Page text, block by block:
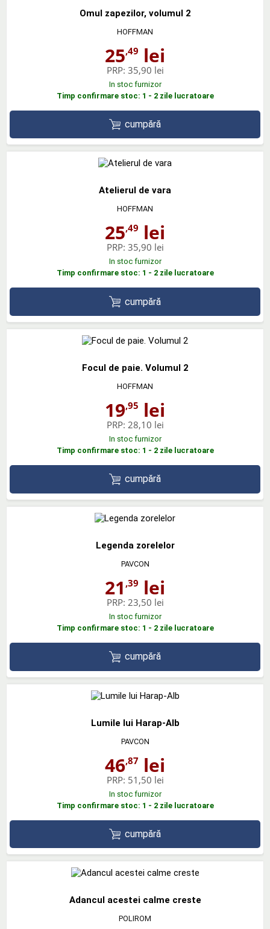
Omul zapezilor, volumul 2
HOFFMAN
25,49 lei
PRP: 35,90 lei
In stoc furnizor
Timp confirmare stoc: 1 - 2 zile lucratoare
cumpără
Atelierul de vara
HOFFMAN
25,49 lei
PRP: 35,90 lei
In stoc furnizor
Timp confirmare stoc: 1 - 2 zile lucratoare
cumpără
Focul de paie. Volumul 2
HOFFMAN
19,95 lei
PRP: 28,10 lei
In stoc furnizor
Timp confirmare stoc: 1 - 2 zile lucratoare
cumpără
Legenda zorelelor
PAVCON
21 ,39 lei
PRP: 23,50 lei
In stoc furnizor
Timp confirmare stoc: 1 - 2 zile lucratoare
cumpără
Lumile lui Harap-Alb
PAVCON
46,87 lei
PRP: 51,50 lei
In stoc furnizor
Timp confirmare stoc: 1 - 2 zile lucratoare
cumpără
Adancul acestei calme creste
POLIROM